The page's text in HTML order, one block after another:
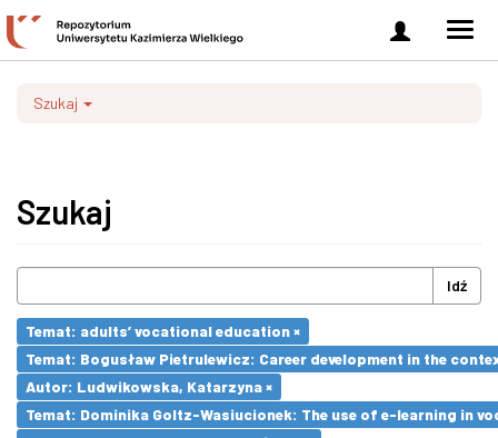
Zaloguj
się
Szukaj
Szukaj
Idź
Temat: adults’ vocational education ×
Temat: Bogusław Pietrulewicz: Career development in the
Autor: Ludwikowska, Katarzyna ×
Temat: Dominika Goltz-Wasiucionek: The use of e-learning in